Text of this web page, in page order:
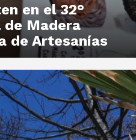
en el 32°
Madera
de Artesanías